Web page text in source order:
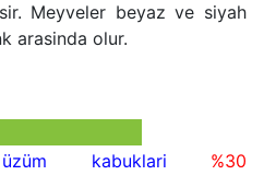
Meyveler beyaz ve siyah
arasinda olur.
kabuklari %30